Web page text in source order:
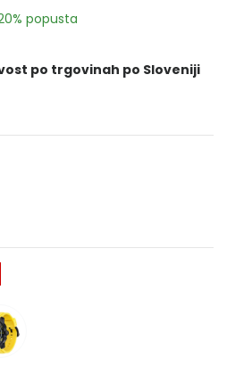
popusta
po trgovinah po Sloveniji